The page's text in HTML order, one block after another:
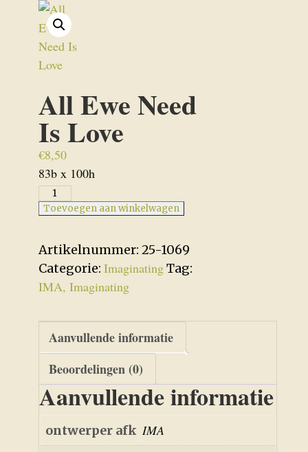
All Ewe Need
Is Love
€8,50
83b x 100h
All
Ewe
Is
Love
aantal
Toevoegen aan winkelwagen
Artikelnummer: 25-1069
Categorie: ImaginatingTag:
IMA, Imaginating
Aanvullende informatie
Beoordelingen (0)
Aanvullende informatie
ontwerper afk IMA